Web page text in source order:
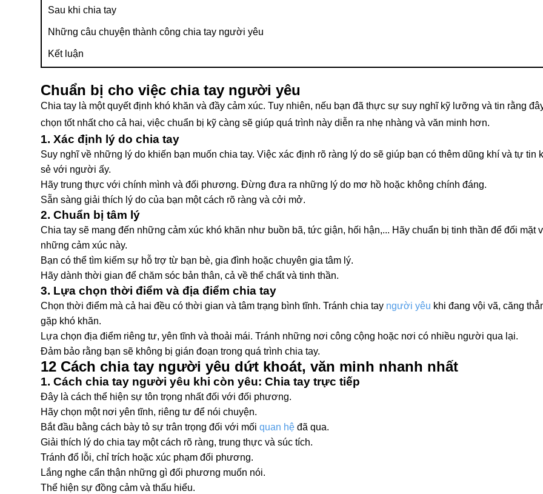
Sau khi chia tay
Những câu chuyện thành công chia tay người yêu
Kết luận
Chuẩn bị cho việc chia tay người yêu
Chia tay là một quyết định khó khăn và đầy cảm xúc. Tuy nhiên, nếu bạn đã thực sự suy nghĩ kỹ lưỡng và tin rằng
chọn tốt nhất cho cả hai, việc chuẩn bị kỹ càng sẽ giúp quá trình này diễn ra nhẹ nhàng và văn minh hơn.
1. Xác định lý do chia tay
Suy nghĩ về những lý do khiến bạn muốn chia tay. Việc xác định rõ ràng lý do sẽ giúp bạn có thêm dũng khí và tự tin
sẻ với người ấy.
Hãy trung thực với chính mình và đối phương. Đừng đưa ra những lý do mơ hồ hoặc không chính đáng.
Sẵn sàng giải thích lý do của bạn một cách rõ ràng và cởi mở.
2. Chuẩn bị tâm lý
Chia tay sẽ mang đến những cảm xúc khó khăn như buồn bã, tức giận, hối hận,... Hãy chuẩn bị tinh thần để đối mặt
những cảm xúc này.
Bạn có thể tìm kiếm sự hỗ trợ từ bạn bè, gia đình hoặc chuyên gia tâm lý.
Hãy dành thời gian để chăm sóc bản thân, cả về thể chất và tinh thần.
3. Lựa chọn thời điểm và địa điểm chia tay
Chọn thời điểm mà cả hai đều có thời gian và tâm trạng bình tĩnh. Tránh chia tay người yêu khi đang vội vã, căng
gặp khó khăn.
Lựa chọn địa điểm riêng tư, yên tĩnh và thoải mái. Tránh những nơi công cộng hoặc nơi có nhiều người qua lại.
Đảm bảo rằng bạn sẽ không bị gián đoạn trong quá trình chia tay.
12 Cách chia tay người yêu dứt khoát, văn minh nhanh nhất
1. Cách chia tay người yêu khi còn yêu: Chia tay trực tiếp
Đây là cách thể hiện sự tôn trọng nhất đối với đối phương.
Hãy chọn một nơi yên tĩnh, riêng tư để nói chuyện.
Bắt đầu bằng cách bày tỏ sự trân trọng đối với mối quan hệ đã qua.
Giải thích lý do chia tay một cách rõ ràng, trung thực và súc tích.
Tránh đổ lỗi, chỉ trích hoặc xúc phạm đối phương.
Lắng nghe cẩn thận những gì đối phương muốn nói.
Thể hiện sự đồng cảm và thấu hiểu.